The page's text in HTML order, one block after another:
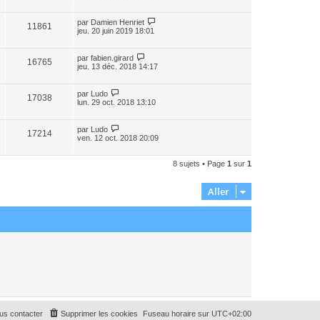
11861 par Damien Henriet
jeu. 20 juin 2019 18:01
16765 par fabien.girard
jeu. 13 déc. 2018 14:17
17038 par Ludo
lun. 29 oct. 2018 13:10
17214 par Ludo
ven. 12 oct. 2018 20:09
8 sujets • Page 1 sur 1
Aller
Fuseau horaire sur UTC+02:00
Supprimer les cookies
contacter